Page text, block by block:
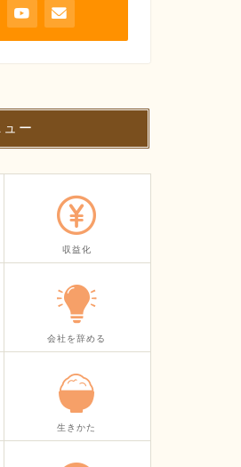
ュー
収益化
会社を辞める
生きかた